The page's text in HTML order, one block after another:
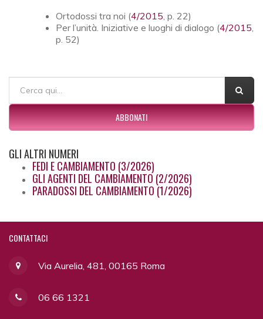
Ortodossi tra noi (4/2015, p. 22)
Per l’unità. Iniziative e luoghi di dialogo (4/2015,
p. 52)
FORM DI RICERCA
ABBONATI
GLIALTRI NUMERI
FEDI E CAMBIAMENTO (3/2026)
GLI AGENTI DEL CAMBIAMENTO (2/2026)
PARADOSSI DEL CAMBIAMENTO (1/2026)
CONTATTACI
Via Aurelia, 481, 00165 Roma
06 66 1321